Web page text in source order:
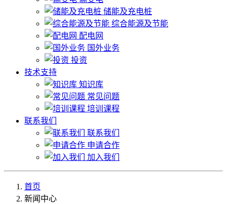
储能及充电桩
综合能源及节能
配电网
国外业务
投资
技术支持
知识库
常见问题
培训课程
联系我们
联系我们
申请合作
加入我们
首页
新闻中心